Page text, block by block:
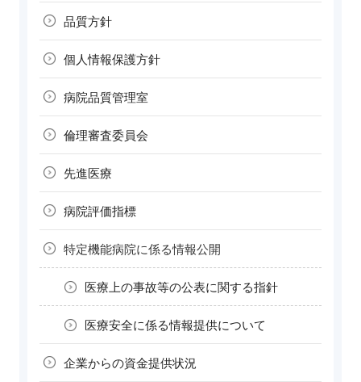
品質方針
個人情報保護方針
病院品質管理室
倫理審査委員会
先進医療
病院評価指標
特定機能病院に係る情報公開
医療上の事故等の公表に関する指針
医療安全に係る情報提供について
企業からの資金提供状況